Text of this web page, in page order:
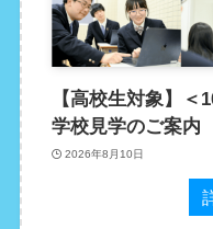
【高校生対象】＜
学校見学のご案内
2026年8月10日